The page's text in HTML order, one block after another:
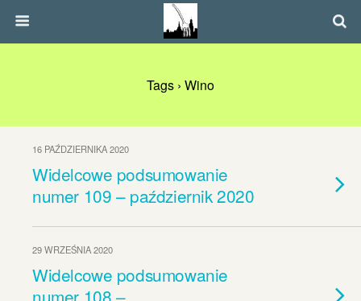
Tags › Wino
16 PAŹDZIERNIKA 2020
Widelcowe podsumowanie
numer 109 – październik 2020
29 WRZEŚNIA 2020
Widelcowe podsumowanie
numer 108 –